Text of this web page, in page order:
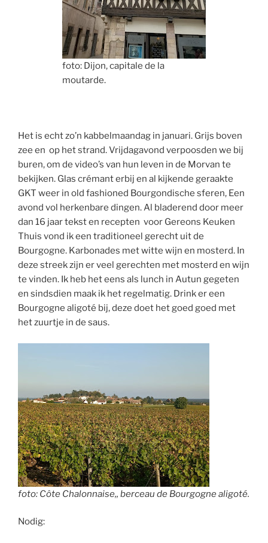
foto: Dijon, capitale de la
moutarde.
Het is echt zo’n kabbelmaandag in januari. Grijs boven
zee en op het strand. Vrijdagavond verpoosden we bij
buren, om de video’s van hun leven in de Morvan te
bekijken. Glas crémant erbij en al kijkende geraakte
GKT weer in old fashioned Bourgondische sferen, Een
avond vol herkenbare dingen. Al bladerend door meer
dan 16 jaar tekst en recepten voor Gereons Keuken
Thuis vond ik een traditioneel gerecht uit de
Bourgogne. Karbonades met witte wijn en mosterd. In
deze streek zijn er veel gerechten met mosterd en wijn
te vinden. Ik heb het eens als lunch in Autun gegeten
en sindsdien maak ik het regelmatig. Drink er een
Bourgogne aligoté bij, deze doet het goed goed met
het zuurtje in de saus.
foto: Côte Chalonnaise,, berceau de Bourgogne aligoté.
Nodig: